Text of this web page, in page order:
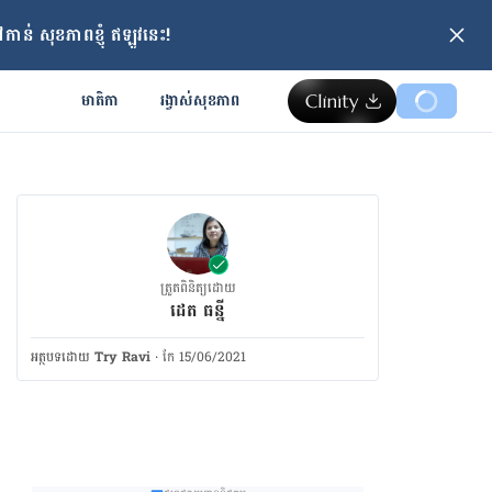
ន់ សុខភាពខ្ញុំ ឥឡូវនេះ!
មាតិកា រង្វាស់​សុខភាព
ត្រួតពិនិត្យដោយ
ដេត ធន្នី
អត្ថបទ​ដោយ Try Ravi ·កែ 15/06/2021